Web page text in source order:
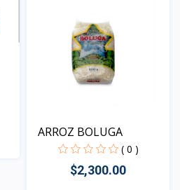
ARROZ BOLUGA
( 0 )
$2,300.00